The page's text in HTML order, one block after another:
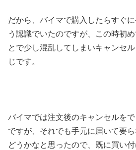
だから、バイマで購入したらすぐ
う認識でいたのですが、この時初
とで少し混乱してしまいキャンセ
じです。
バイマでは注文後のキャンセルを
ですが、それでも手元に届いて要
どうかなと思ったので、既に買い